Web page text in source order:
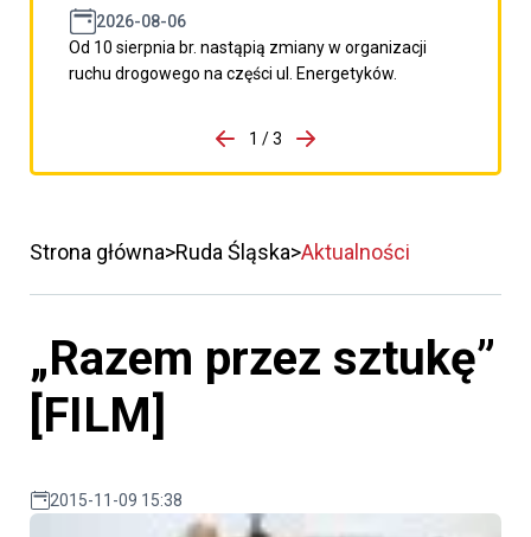
2026-08-06
Od 10 sierpnia br. nastąpią zmiany w organizacji
ruchu drogowego na części ul. Energetyków.
porzpedniego komunikatu
1 / 3
Przejdź do następnego
Strona główna Ruda Śląska Aktualności
„Razem przez sztukę”
[FILM]
2015-11-09 15:38